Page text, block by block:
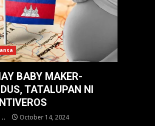
BABY MAKER-
TATALUPAN NI
.. October 14, 2024